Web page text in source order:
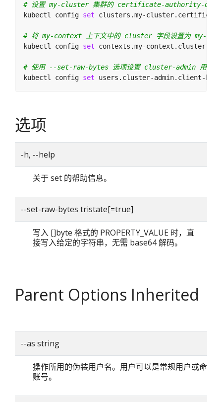
# 设置 my-cluster 集群的 certificate-authority-data
kubectl config set clusters.my-
# 将 my-context 上下文中的 cluster 字段设置为 my-
kubectl config set
# 使用 --set-raw-bytes 选项设置 cluster-admin 用户
kubectl config set users.cluster-admin.client-
选项
-h, --help
关于 set 的帮助信息。
--set-raw-bytes tristate[=true]
写入 []byte 格式的 PROPERTY_VALUE 时，直
接写入给定的字符串，无需 base64 解码。
Parent Options Inherited
--as string
操作所用的伪装用户名。用户可以是常规用户或命名
账号。